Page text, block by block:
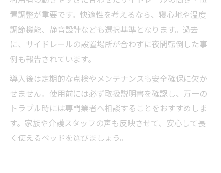
置調整が重要です。快適性を考えるなら、寝心地や温度
調節機能、静音設計なども選択基準となります。過去
に、サイドレールの設置場所が合わずに夜間転倒した事
例も報告されています。
導入後は定期的な点検やメンテナンスも安全確保に欠か
せません。使用前には必ず取扱説明書を確認し、万一の
トラブル時には専門業者へ相談することをおすすめしま
す。家族や介護スタッフの声も反映させて、安心して長
く使えるベッドを選びましょう。